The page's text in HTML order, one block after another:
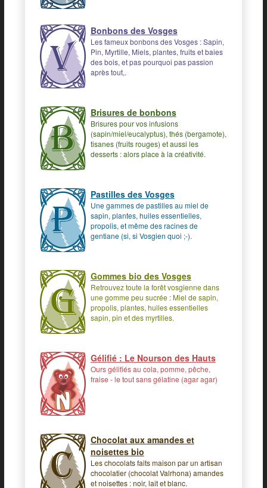
Bonbons des Vosges
Les fameux bonbons des Vosges : Sapin,
Pin, Myrtille, Miels, plantes, fruits et baies
des bois, et pas pourquoi pas passion
après tout,.
Brisures de bonbons
Brisures pour vos infusions
(sapin/miel/eucalyptus), thés (bergamote),
tisanes (fruits rouges) et aussi les
desserts : alors place à la créativité.
Pastilles des Vosges
Une gammes de pastilles au miel de
sapin, plantes, huiles essentielles,
propolis, et même des racines de
gentiane (si, si Vosgien quoi ;-).
Gommes bio des Vosges
Retrouvez toute la forêt vosgienne dans
une gomme peu sucrée : Miel de sapin,
propolis, plantes, huiles essentielles
sapin, pin et des myrtilles.
Gélifié : Le Nourson des Hauts
Ours gélifiés au cola, pomme, pêche,
fraise - le tout sans gélatine (agar agar)
Chocolat aux amandes et
noisettes bio
Les chocolats faits maison par un artisan
chocolatier (chocolat Valrhona) amandes
et noisettes : noir, lait et blanc.